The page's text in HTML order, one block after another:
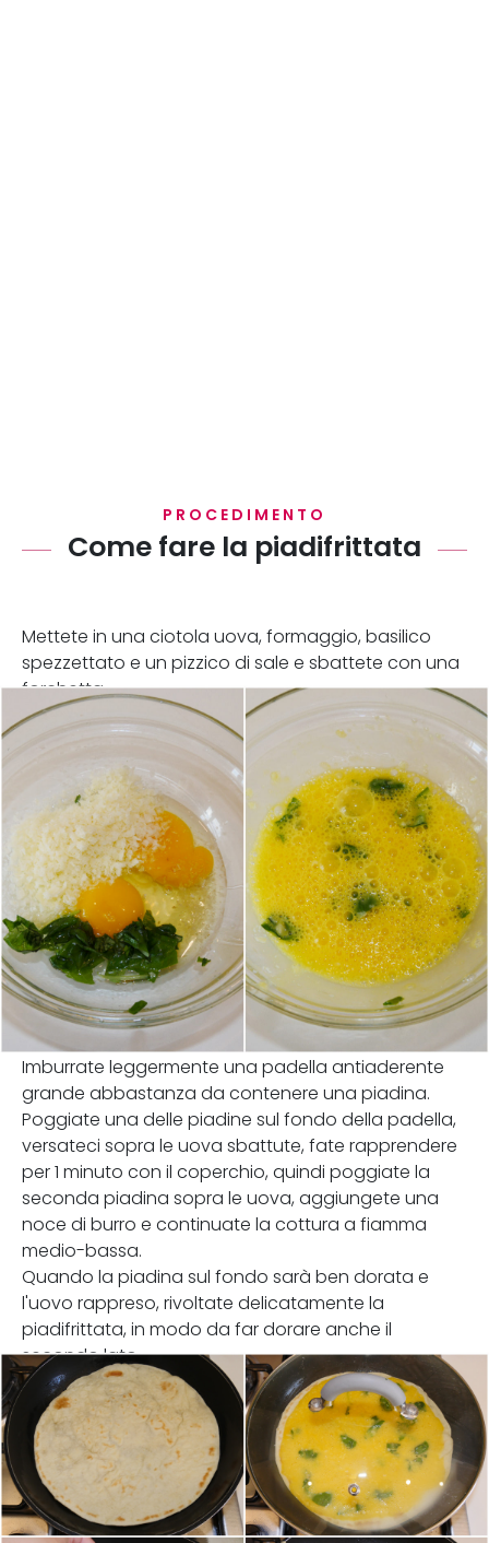
PROCEDIMENTO
Come fare la piadifrittata
Mettete in una ciotola uova, formaggio, basilico
spezzettato e un pizzico di sale e sbattete con una
forchetta.
Imburrate leggermente una padella antiaderente
grande abbastanza da contenere una piadina.
Poggiate una delle piadine sul fondo della padella,
versateci sopra le uova sbattute, fate rapprendere
per 1 minuto con il coperchio, quindi poggiate la
seconda piadina sopra le uova, aggiungete una
noce di burro e continuate la cottura a fiamma
medio-bassa.
Quando la piadina sul fondo sarà ben dorata e
l'uovo rappreso, rivoltate delicatamente la
piadifrittata, in modo da far dorare anche il
secondo lato.